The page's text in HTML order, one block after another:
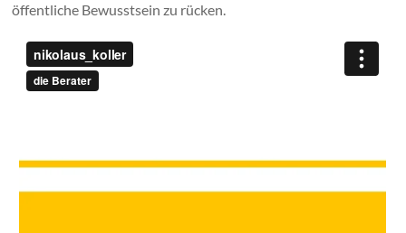
öffentliche Bewusstsein zu rücken.